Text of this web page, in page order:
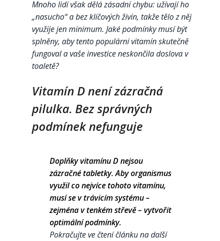
Mnoho lidí však dělá zásadní chybu: užívají ho
„nasucho“ a bez klíčových živin, takže tělo z něj
využije jen minimum. Jaké podmínky musí být
splněny, aby tento populární vitamín skutečně
fungoval a vaše investice neskončila doslova v
toaletě?
Vitamín D není zázračná
pilulka. Bez správných
podmínek nefunguje
Doplňky vitamínu D nejsou
zázračné tabletky. Aby organismus
využil co nejvíce tohoto vitamínu,
musí se v trávicím systému –
zejména v tenkém střevě – vytvořit
optimální podmínky.
Pokračujte ve čtení článku na další